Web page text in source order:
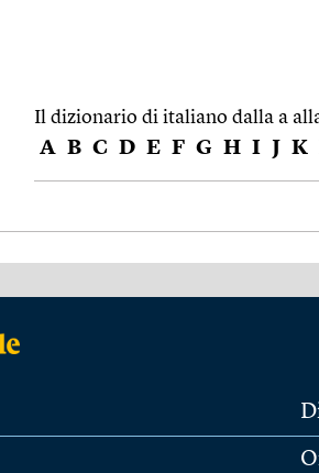
Il dizionario di italiano dalla a
A B C D E F G H I J K